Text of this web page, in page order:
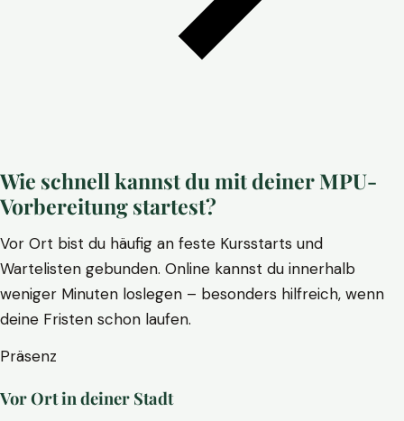
Wie schnell kannst du mit deiner MPU-
Vorbereitung startest?
Vor Ort bist du häufig an feste Kursstarts und
Wartelisten gebunden. Online kannst du innerhalb
weniger Minuten loslegen – besonders hilfreich, wenn
deine Fristen schon laufen.
Präsenz
Vor Ort in deiner Stadt